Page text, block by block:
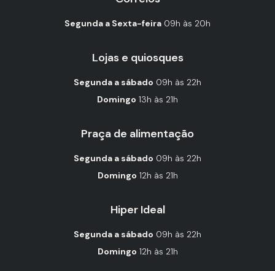
Segunda a Sexta-feira 09h às 20h
Lojas e quiosques
Segunda a sábado 09h às 22h
Domingo 13h às 21h
Praça de alimentação
Segunda a sábado 09h às 22h
Domingo 12h às 21h
Hiper Ideal
Segunda a sábado 09h às 22h
Domingo 12h às 21h